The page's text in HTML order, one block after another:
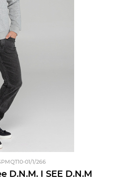
D.N.M. I SEE D.N.M
01/1/266